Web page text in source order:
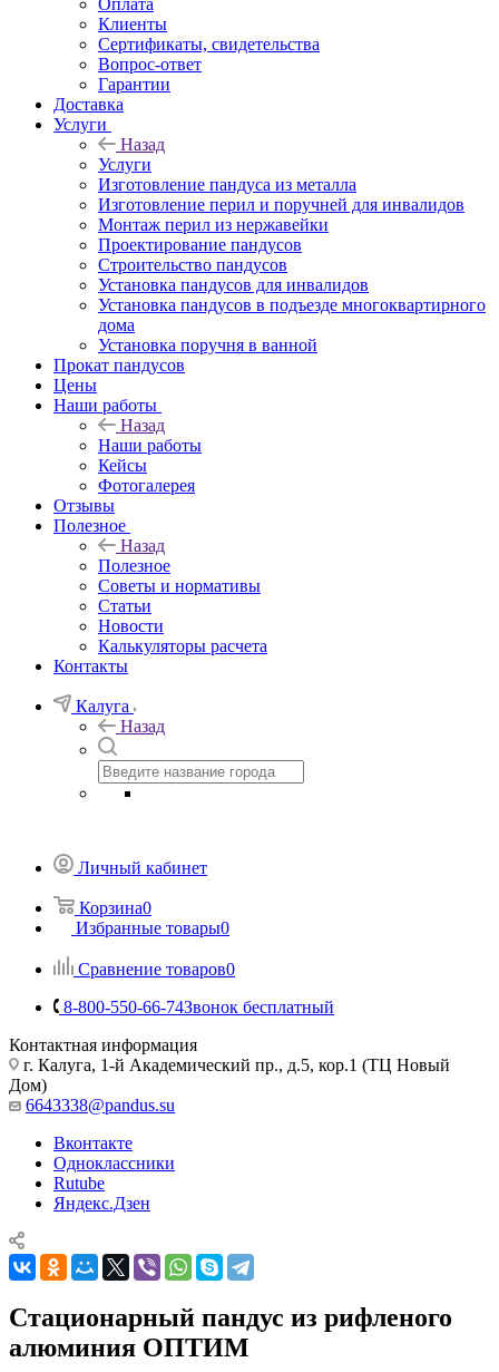
Оплата
Клиенты
Сертификаты, свидетельства
Вопрос-ответ
Гарантии
Доставка
Услуги
Назад
Услуги
Изготовление пандуса из металла
Изготовление перил и поручней для инвалидов
Монтаж перил из нержавейки
Проектирование пандусов
Строительство пандусов
Установка пандусов для инвалидов
Установка пандусов в подъезде многоквартирного
дома
Установка поручня в ванной
Прокат пандусов
Цены
Наши работы
Назад
Наши работы
Кейсы
Фотогалерея
Отзывы
Полезное
Назад
Полезное
Советы и нормативы
Статьи
Новости
Калькуляторы расчета
Контакты
Калуга
Назад
Личный кабинет
Корзина0
Избранные товары0
Сравнение товаров0
8-800-550-66-74Звонок бесплатный
Контактная информация
г. Калуга, 1-й Академический пр., д.5, кор.1 (ТЦ Новый
Дом)
6643338@pandus.su
Вконтакте
Одноклассники
Rutube
Яндекс.Дзен
Стационарный пандус из рифленого
алюминия ОПТИМ